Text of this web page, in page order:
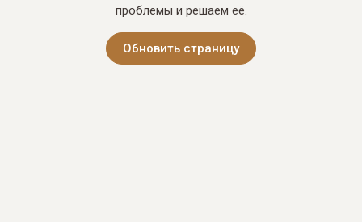
проблемы и решаем её.
Обновить страницу